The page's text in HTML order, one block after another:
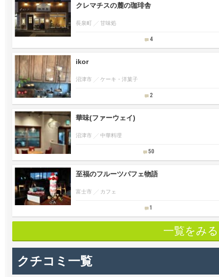
クレマチスの麓の珈琲舎
長泉町 甘味処
4
ikor
沼津市 ケーキ・洋菓子
2
華味(ファーウェイ)
沼津市 中華料理
50
至福のフルーツパフェ物語
富士市 カフェ
1
一覧をみる
クチコミ一覧